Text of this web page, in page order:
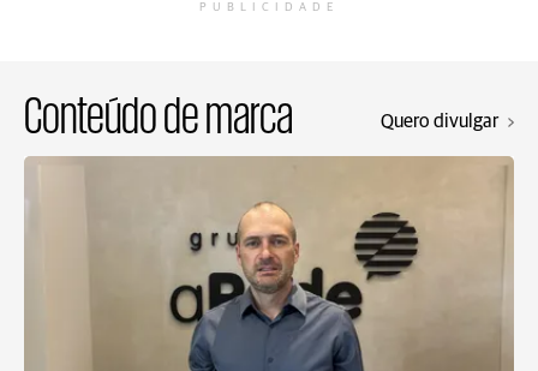
PUBLICIDADE
Conteúdo de marca Quero divulgar